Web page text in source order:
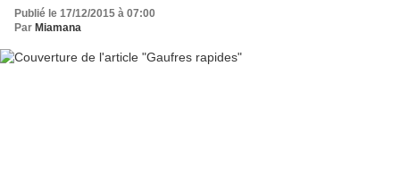
Publié le 17/12/2015 à 07:00
Par Miamana